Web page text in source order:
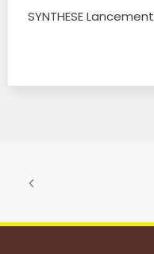
SYNTHESE